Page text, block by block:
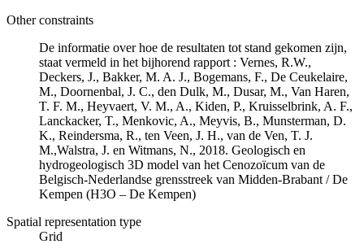
Other constraints
De informatie over hoe de resultaten tot stand gekomen zijn,
staat vermeld in het bijhorend rapport : Vernes, R.W.,
Deckers, J., Bakker, M. A. J., Bogemans, F., De Ceukelaire,
M., Doornenbal, J. C., den Dulk, M., Dusar, M., Van Haren,
T. F. M., Heyvaert, V. M., A., Kiden, P., Kruisselbrink, A. F.,
Lanckacker, T., Menkovic, A., Meyvis, B., Munsterman, D.
K., Reindersma, R., ten Veen, J. H., van de Ven, T. J.
M.,Walstra, J. en Witmans, N., 2018. Geologisch en
hydrogeologisch 3D model van het Cenozoïcum van de
Belgisch-Nederlandse grensstreek van Midden-Brabant / De
Kempen (H3O – De Kempen)
Spatial representation type
Grid